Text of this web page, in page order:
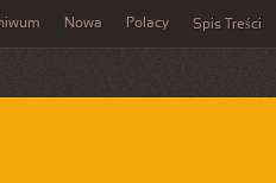
Nowa Polacy Spis Treści